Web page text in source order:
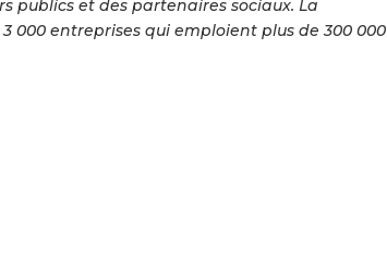
publics et des partenaires sociaux. La
000 entreprises qui emploient plus de 300 000